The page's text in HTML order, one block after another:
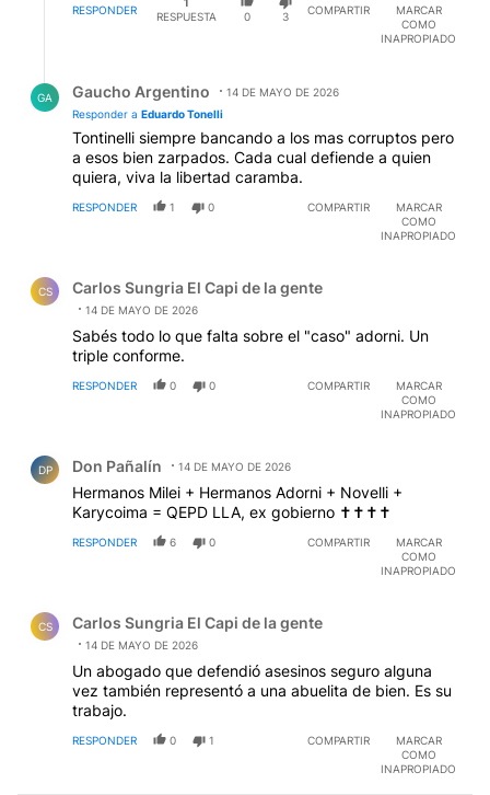
RESPONDER
RESPUESTA
0 3
COMPARTIR
MARCAR
COMO
INAPROPIADO
GA Gaucho Argentino
14 DE MAYO DE 2026
Responder a Eduardo Tonelli
Tontinelli siempre bancando a los mas corruptos pero
a esos bien zarpados. Cada cual defiende a quien
quiera, viva la libertad caramba.
RESPONDER 1 0 COMPARTIR
MARCAR
COMO
INAPROPIADO
CS Carlos Sungria El Capi de la gente
14 DE MAYO DE 2026
Sabés todo lo que falta sobre el "caso" adorni. Un
triple conforme.
RESPONDER 0 0 COMPARTIR
MARCAR
COMO
INAPROPIADO
DP Don Pañalín 14 DE MAYO DE 2026
Hermanos Milei + Hermanos Adorni + Novelli +
Karycoima = QEPD LLA, ex gobierno ✝️✝️✝️✝️
RESPONDER 6 0 COMPARTIR
MARCAR
COMO
INAPROPIADO
CS Carlos Sungria El Capi de la gente
14 DE MAYO DE 2026
Un abogado que defendió asesinos seguro alguna
vez también representó a una abuelita de bien. Es su
trabajo.
RESPONDER 0 1 COMPARTIR
MARCAR
COMO
INAPROPIADO